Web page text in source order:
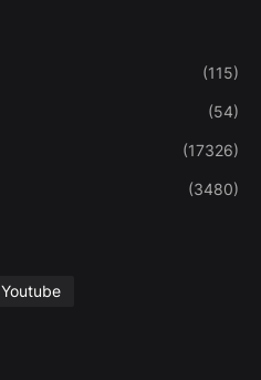
(115)
(54)
(17326)
(3480)
Youtube